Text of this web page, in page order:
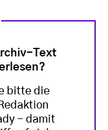
Text
bitte die
- damit